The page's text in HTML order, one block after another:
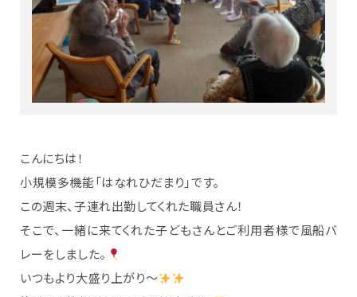
こんにちは！
小規模多機能「はなれひだまり」です。
この週末、子連れ出勤してくれた職員さん！
そこで、一緒に来てくれた子どもさんとご利用者様で風船バ
レーをしました。
いつもより大盛り上がり～